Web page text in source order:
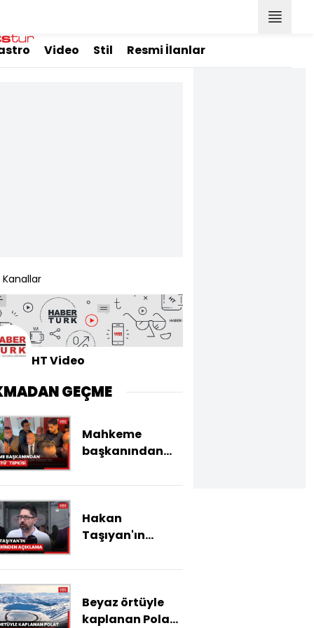
Video Stil Resmi İlanlar
HT Video
GEÇME
Mahkeme
başkanından
tepkisi
Hakan
Taşıyan'ın
açıklama
Beyaz örtüyle
kaplanan Polat